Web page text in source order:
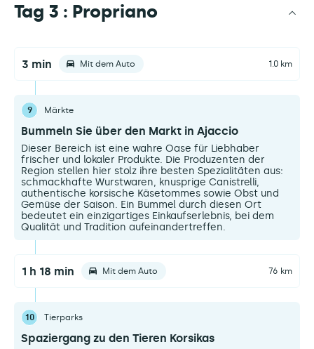
Tag 3 : Propriano
3 min Mit dem Auto 1.0 km
9 Märkte
Bummeln Sie über den Markt in Ajaccio
Dieser Bereich ist eine wahre Oase für Liebhaber
frischer und lokaler Produkte. Die Produzenten der
Region stellen hier stolz ihre besten Spezialitäten aus:
schmackhafte Wurstwaren, knusprige Canistrelli,
authentische korsische Käsetommes sowie Obst und
Gemüse der Saison. Ein Bummel durch diesen Ort
bedeutet ein einzigartiges Einkaufserlebnis, bei dem
Qualität und Tradition aufeinandertreffen.
1 h 18 min Mit dem Auto 76 km
10 Tierparks
Spaziergang zu den Tieren Korsikas